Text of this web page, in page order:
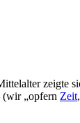
zeigte
(wir „opfern Zeit,